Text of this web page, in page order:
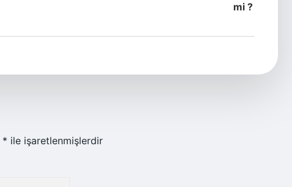
mi ?
* ile işaretlenmişlerdir